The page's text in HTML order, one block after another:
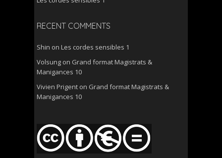
RECENT COMMENTS
Shin on Les cordes sensibles 1
Volsung on Grand format Magistrats &
Manigances 10
Vivien Prigent on Grand format Magistrats &
Manigances 10